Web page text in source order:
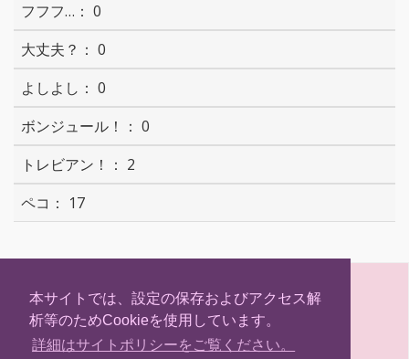
本サイトでは、設定の保存およびアクセス解
析等のためCookieを使用しています。
詳細はサイトポリシーをご覧ください。
0
0
0
0
2
17
h
a
r
e
w
i
t
t
e
a
c
e
b
o
a
t
e
n
a
(C) Hokkaidosm